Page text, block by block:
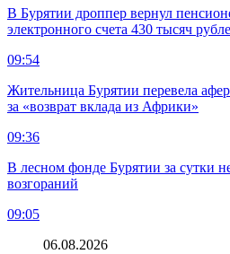
В Бурятии дроппер вернул
электронного счета 430 тысяч
09:54
Жительница Бурятии перевела
за «возврат вклада из Африки»
09:36
В лесном фонде Бурятии за сутки
возгораний
09:05
06.08.2026